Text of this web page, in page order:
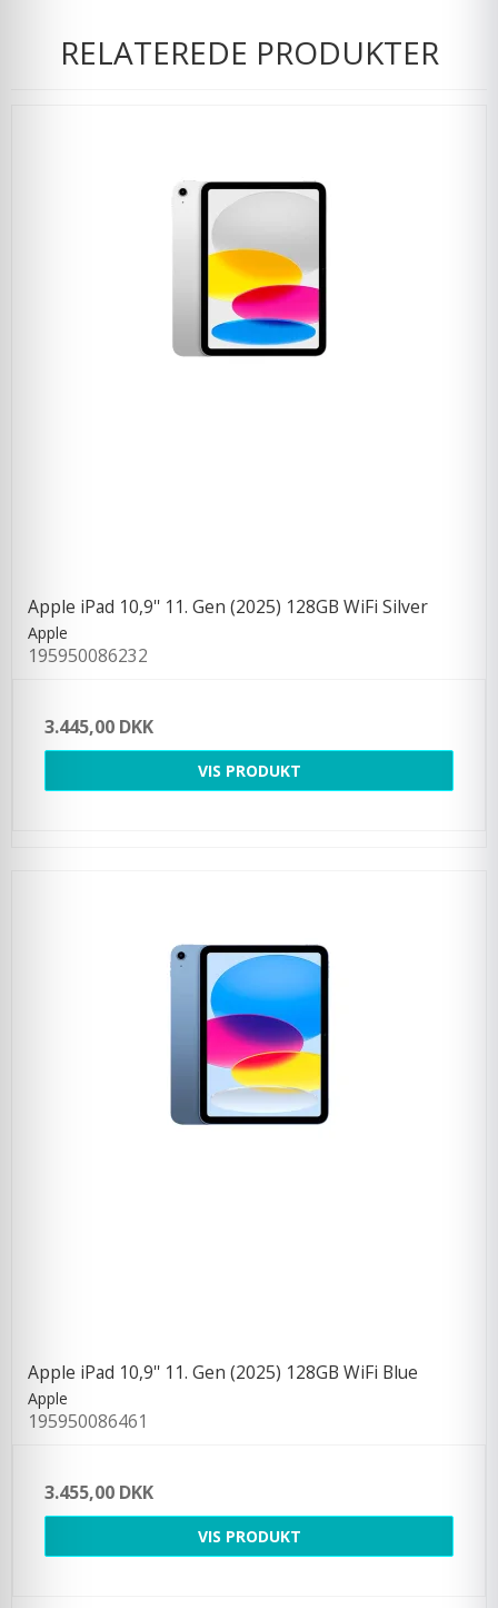
RELATEREDE PRODUKTER
Apple iPad 10,9'' 11. Gen (2025) 128GB WiFi Silver
Apple
195950086232
3.445,00 DKK
VIS PRODUKT
Apple iPad 10,9'' 11. Gen (2025) 128GB WiFi Blue
Apple
195950086461
3.455,00 DKK
VIS PRODUKT